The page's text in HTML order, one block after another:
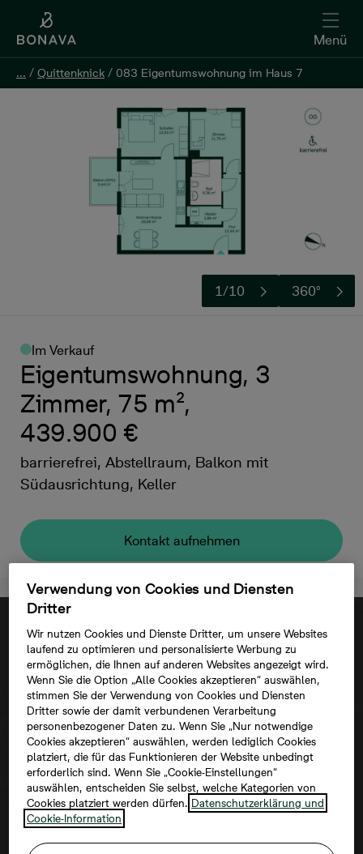
Menü
... / Quittenknick / 083 Eigentumswohnung im Haus 7
1/10 360°
Im Verkauf
Eigentumswohnung, 3
Zimmer, 75 m²,
439.900 €
barrierefrei, Abstellraum, Balkon mit
Südausrichtung, Keller
Kontakt aufnehmen
... / Quittenknick / 083 Eigentumswohnung im Haus 7
Kontakt aufnehmen
Um diese Karte ansehen zu können,
aktivieren Sie bitte die Dienste Dritter in
den Cookie-Einstellungen.
Verwendung von Cookies und Diensten
Dritter
Wir nutzen Cookies und Dienste Dritter, um unsere Websites
laufend zu optimieren und personalisierte Werbung zu
ermöglichen, die Ihnen auf anderen Websites angezeigt wird.
Wenn Sie die Option „Alle Cookies akzeptieren“ auswählen,
stimmen Sie der Verwendung von Cookies und Diensten
Dritter sowie der damit verbundenen Verarbeitung
personenbezogener Daten zu. Wenn Sie „Nur notwendige
Cookies akzeptieren“ auswählen, werden lediglich Cookies
platziert, die für das Funktionieren der Website unbedingt
erforderlich sind. Wenn Sie „Cookie-Einstellungen“
auswählen, entscheiden Sie selbst, welche Kategorien von
Cookies platziert werden dürfen. Datenschutzerklärung und
Cookie-Information